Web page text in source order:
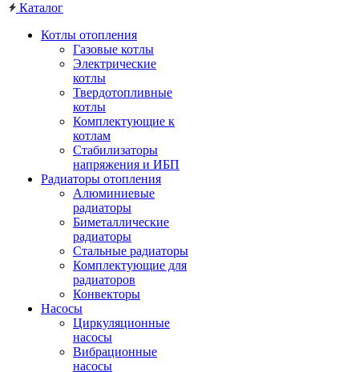
Каталог
Котлы отопления
Газовые котлы
Электрические
котлы
Твердотопливные
котлы
Комплектующие к
котлам
Стабилизаторы
напряжения и ИБП
Радиаторы отопления
Алюминиевые
радиаторы
Биметаллические
радиаторы
Стальные радиаторы
Комплектующие для
радиаторов
Конвекторы
Насосы
Циркуляционные
насосы
Вибрационные
насосы